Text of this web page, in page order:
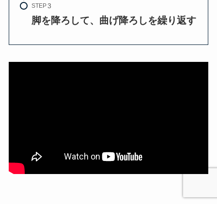
STEP
脚を降ろして、曲げ降ろしを繰り返す